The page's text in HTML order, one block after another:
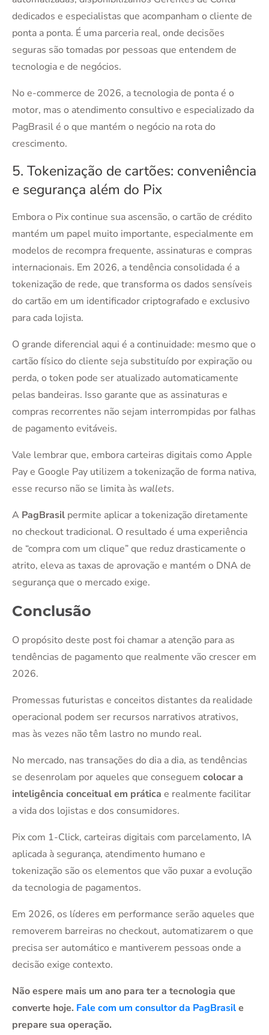
dedicados e especialistas que acompanham o cliente de
ponta a ponta. É uma parceria real, onde decisões
seguras são tomadas por pessoas que entendem de
tecnologia e de negócios.
No e-commerce de 2026, a tecnologia de ponta é o
motor, mas o atendimento consultivo e especializado da
PagBrasil é o que mantém o negócio na rota do
crescimento.
5. Tokenização de cartões: conveniência
e segurança além do Pix
Embora o Pix continue sua ascensão, o cartão de crédito
mantém um papel muito importante, especialmente em
modelos de recompra frequente, assinaturas e compras
internacionais. Em 2026, a tendência consolidada é a
tokenização de rede, que transforma os dados sensíveis
do cartão em um identificador criptografado e exclusivo
para cada lojista.
O grande diferencial aqui é a continuidade: mesmo que o
cartão físico do cliente seja substituído por expiração ou
perda, o token pode ser atualizado automaticamente
pelas bandeiras. Isso garante que as assinaturas e
compras recorrentes não sejam interrompidas por falhas
de pagamento evitáveis.
Vale lembrar que, embora carteiras digitais como Apple
Pay e Google Pay utilizem a tokenização de forma nativa,
esse recurso não se limita às wallets.
A PagBrasil permite aplicar a tokenização diretamente
no checkout tradicional. O resultado é uma experiência
de “compra com um clique” que reduz drasticamente o
atrito, eleva as taxas de aprovação e mantém o DNA de
segurança que o mercado exige.
Conclusão
O propósito deste post foi chamar a atenção para as
tendências de pagamento que realmente vão crescer em
2026.
Promessas futuristas e conceitos distantes da realidade
operacional podem ser recursos narrativos atrativos,
mas às vezes não têm lastro no mundo real.
No mercado, nas transações do dia a dia, as tendências
se desenrolam por aqueles que conseguem colocar a
inteligência conceitual em prática e realmente facilitar
a vida dos lojistas e dos consumidores.
Pix com 1-Click, carteiras digitais com parcelamento, IA
aplicada à segurança, atendimento humano e
tokenização são os elementos que vão puxar a evolução
da tecnologia de pagamentos.
Em 2026, os líderes em performance serão aqueles que
removerem barreiras no checkout, automatizarem o que
precisa ser automático e mantiverem pessoas onde a
decisão exige contexto.
Não espere mais um ano para ter a tecnologia que
converte hoje. Fale com um consultor da PagBrasile
prepare sua operação.